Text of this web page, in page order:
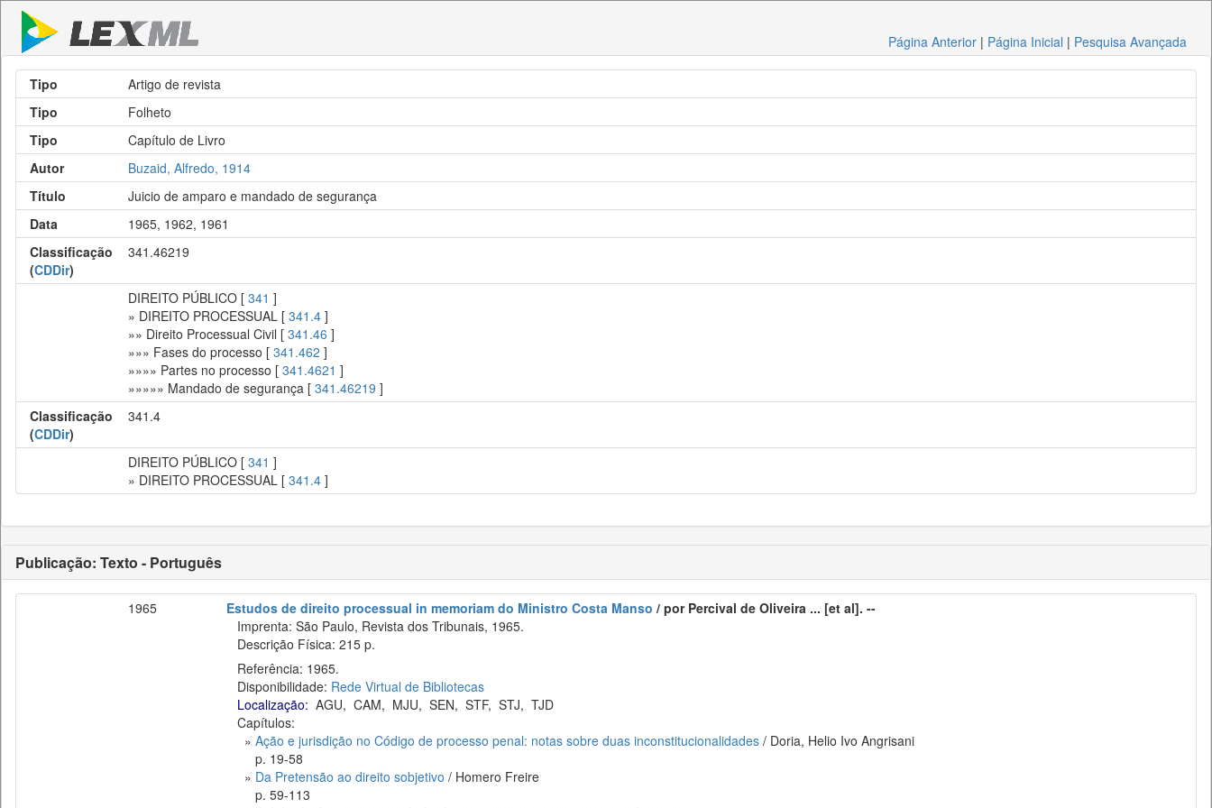
Página Anterior | Página Inicial | Pesquisa Avançada
Tipo
Artigo de revista
Tipo
Folheto
Tipo
Capítulo de Livro
Autor
Buzaid, Alfredo, 1914
Título
Juicio de amparo e mandado de segurança
Data
1965, 1962, 1961
Classificação
(CDDir)
341.46219
DIREITO PÚBLICO [ 341 ]
» DIREITO PROCESSUAL [ 341.4 ]
»» Direito Processual Civil [ 341.46 ]
»»» Fases do processo [ 341.462 ]
»»»» Partes no processo [ 341.4621 ]
»»»»» Mandado de segurança [ 341.46219 ]
Classificação
(CDDir)
341.4
DIREITO PÚBLICO [ 341 ]
» DIREITO PROCESSUAL [ 341.4 ]
Publicação: Texto - Português
1965 Estudos de direito processual in memoriam do Ministro Costa Manso / por Percival de Oliveira ... [et al]. --
Imprenta: São Paulo, Revista dos Tribunais, 1965.
Descrição Física: 215 p.
Referência: 1965.
Disponibilidade: Rede Virtual de Bibliotecas
Localização: AGU, CAM, MJU, SEN, STF, STJ, TJD
Capítulos:
» Ação e jurisdição no Código de processo penal: notas sobre duas inconstitucionalidades / Doria, Helio Ivo Angrisani
p. 19-58
» Da Pretensão ao direito sobjetivo / Homero Freire
p. 59-113